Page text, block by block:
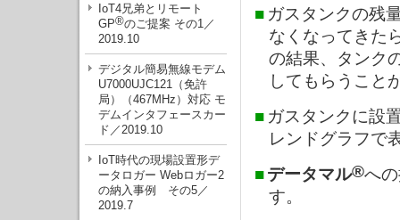
IoT4兄弟とリモート
GP®のご提案 その1／
2019.10
デジタル簡易無線モデム
U7000UJC121（免許
局）（467MHz）対応 モ
デムインタフェースカー
ド／2019.10
IoT時代の現場設置形デ
ータロガー Webロガー2
の納入事例 その5／
2019.7
■ ガスタンクの残
なくなってきた
の結果、タンク
してもらうこと
■ ガスタンクに設
レンドグラフで
■データマル®へ
す。